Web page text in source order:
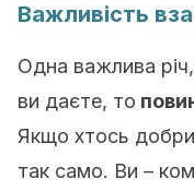
Важливість
Одна важлива
ви даєте, то
Якщо хтось
так само. Ви –